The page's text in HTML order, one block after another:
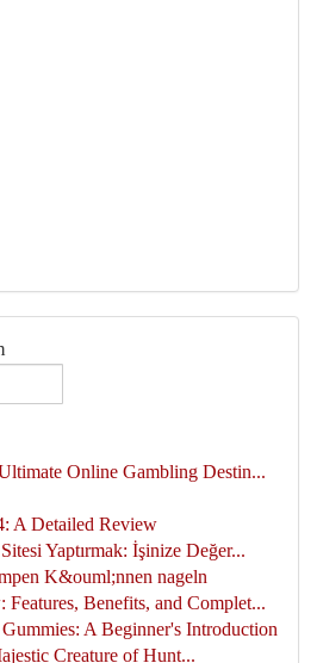
Online Gambling Destin...
A Detailed Review
Yaptırmak: İşinize Değer...
K&ouml;nnen nageln
Benefits, and Complet...
A Beginner's Introduction
Creature of Hunt...